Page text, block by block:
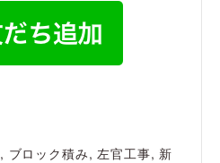
, ブロック積み, 左官工事, 新